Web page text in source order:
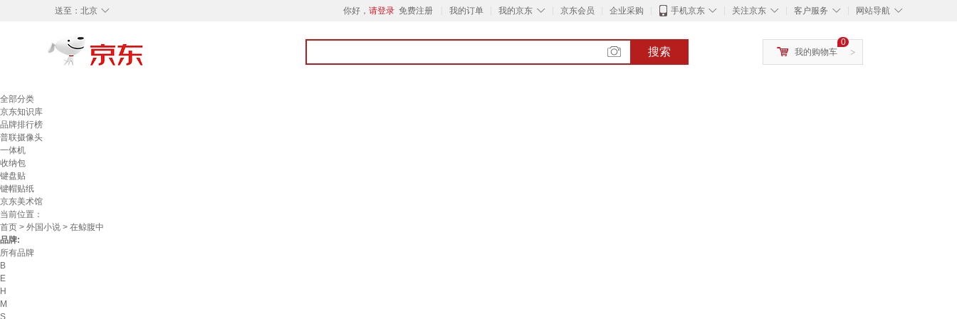
◇
送至： 北京 你好， 请登录 免费注册 我的订单 ◇
我的京东 京东会员 企业采购 ◇
手机京东 ◇
关注京东 ◇
客户服务 ◇
网站导航
搜索 >
0
我的购物车
全部分类
京东知识库
品牌排行榜
普联摄像头
一体机
收纳包
键盘贴
键帽贴纸
京东美术馆
当前位置：
首页 > 外国小说 > 在鲸腹中
品牌:
所有品牌
B
E
H
M
S